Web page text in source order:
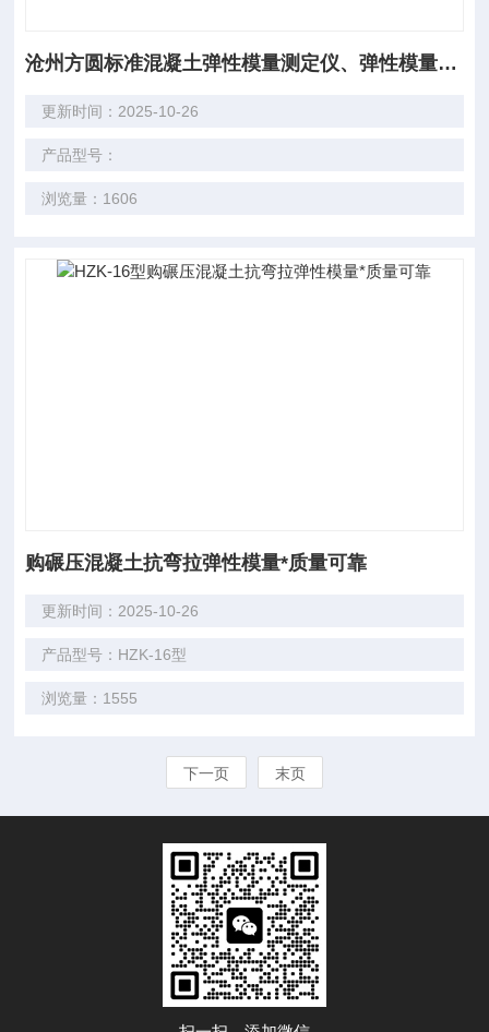
沧州方圆标准混凝土弹性模量测定仪、弹性模量试验装置
更新时间：2025-10-26
产品型号：
浏览量：1606
购碾压混凝土抗弯拉弹性模量*质量可靠
更新时间：2025-10-26
产品型号：HZK-16型
浏览量：1555
下一页 末页